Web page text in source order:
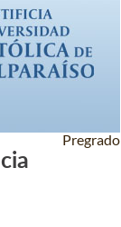
Leer Más +
Pregrado